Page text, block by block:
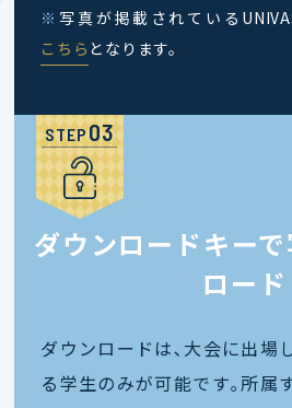
※ 写真が掲載されている
こちら となります。
STEP
ダウンロードキー
ロード
ダウンロードは､大会に出場
る学生のみが可能です｡所属